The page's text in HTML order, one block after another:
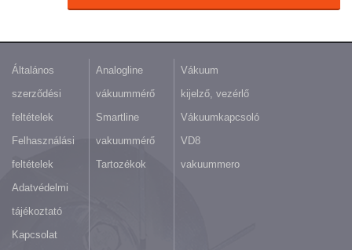
Általános
szerződési
feltételek
Felhasználási
feltételek
Adatvédelmi
tájékoztató
Kapcsolat
Analogline
vákuummérő
Smartline
vakuummérő
Tartozékok
Vákuum
kijelző, vezérlő
Vákuumkapcsoló
VD8
vakuummero